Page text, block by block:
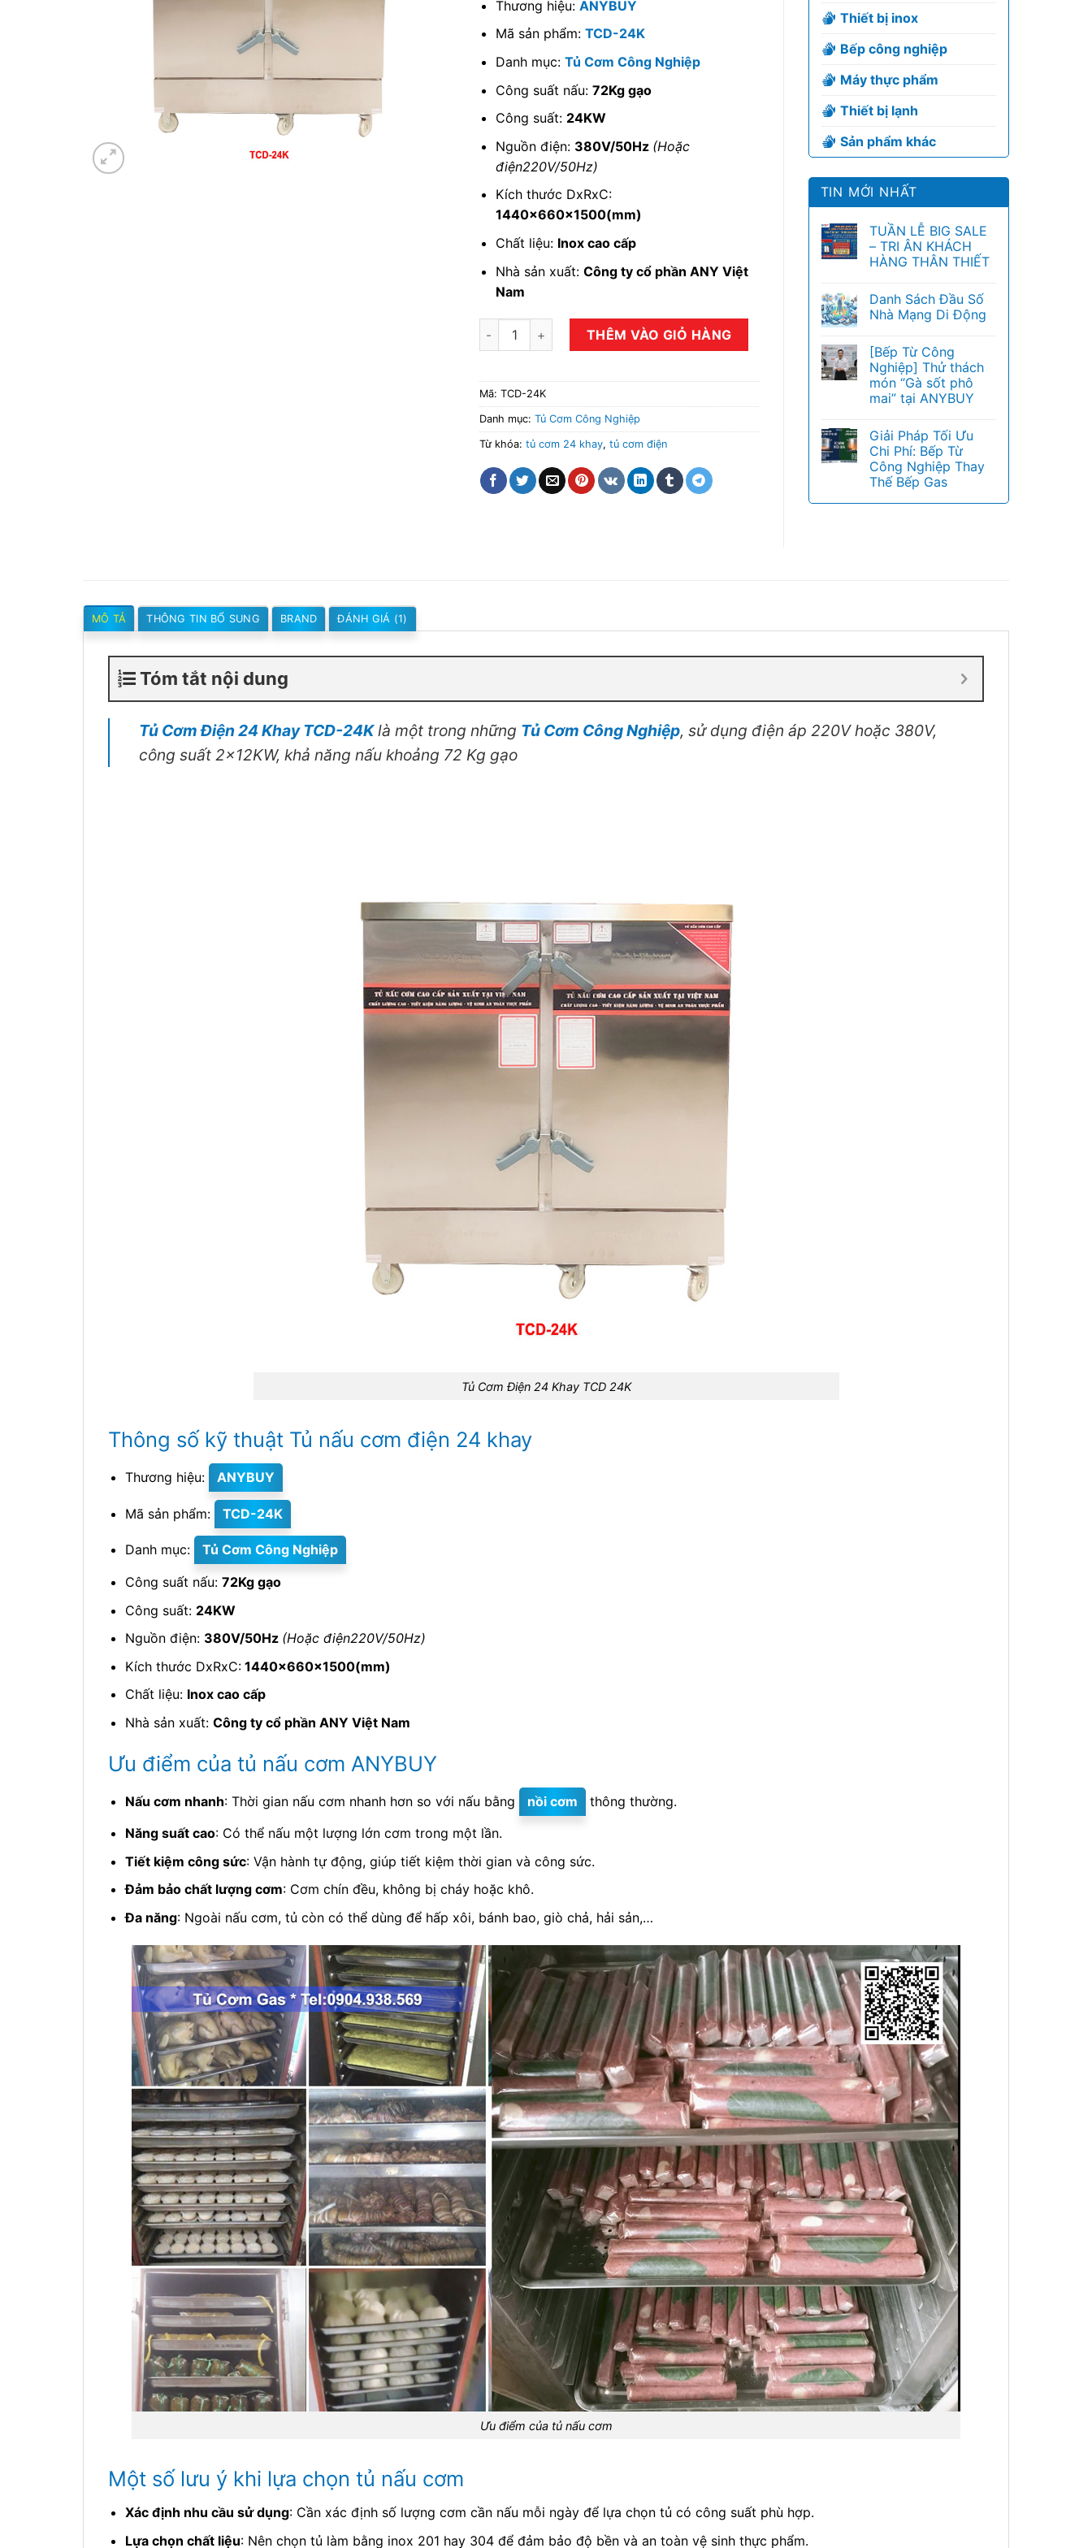
Thương hiệu:ANYBUY
Mã sản phẩm:TCD-24K
Danh mục:Tủ Cơm Công Nghiệp
Công suất nấu:72Kg gạo
Công suất: 24KW
Nguồn điện: 380V/50Hz (Hoặc
điện220V/50Hz)
Kích thước DxRxC:
1440x660x1500(mm)
Chất liệu: Inox cao cấp
Nhà sản xuất:Công ty cổ phần ANY Việt
Nam
Tủ Cơm Điện 24 Khay TCD-24K số lượng
THÊM VÀO GIỎ HÀNG
Mã: TCD-24K
Danh mục: Tủ Cơm Công Nghiệp
Từ khóa: tủ cơm 24 khay, tủ cơm điện
Thiết bị inox
Bếp công nghiệp
Máy thực phẩm
Thiết bị lạnh
Sản phẩm khác
TIN MỚI NHẤT
TUẦN LỄ BIG SALE
– TRI ÂN KHÁCH
HÀNG THÂN THIẾT
Danh Sách Đầu Số
Nhà Mạng Di Động
[Bếp Từ Công
Nghiệp] Thử thách
món “Gà sốt phô
mai” tại ANYBUY
Giải Pháp Tối Ưu
Chi Phí: Bếp Từ
Công Nghiệp Thay
Thế Bếp Gas
MÔ TẢ THÔNG TIN BỔ SUNG BRAND ĐÁNH GIÁ (1)
Tóm tắt nội dung
Tủ Cơm Điện 24 Khay TCD-24Klà một trong những Tủ Cơm Công Nghiệp, sử dụng điện áp 220V hoặc 380V,
công suất 2x12KW, khả năng nấu khoảng 72 Kg gạo
Tủ Cơm Điện 24 Khay TCD 24K
Thông số kỹ thuật Tủ nấu cơm điện 24 khay
Thương hiệu: ANYBUY
Mã sản phẩm: TCD-24K
Danh mục:
Tủ Cơm Công Nghiệp
Công suất nấu: 72Kg gạo
Công suất: 24KW
Nguồn điện: 380V/50Hz (Hoặc điện220V/50Hz)
Kích thước DxRxC:1440x660x1500(mm)
Chất liệu: Inox cao cấp
Nhà sản xuất: Công ty cổ phần ANY Việt Nam
Ưu điểm của tủ nấu cơm ANYBUY
Nấu cơm nhanh: Thời gian nấu cơm nhanh hơn so với nấu bằng nồi cơm
thông thường.
Năng suất cao: Có thể nấu một lượng lớn cơm trong một lần.
Tiết kiệm công sức: Vận hành tự động, giúp tiết kiệm thời gian và công sức.
Đảm bảo chất lượng cơm: Cơm chín đều, không bị cháy hoặc khô.
Đa năng: Ngoài nấu cơm, tủ còn có thể dùng để hấp xôi, bánh bao, giò chả, hải sản,…
Ưu điểm của tủ nấu cơm
Một số lưu ý khi lựa chọn tủ nấu cơm
Xác định nhu cầu sử dụng: Cần xác định số lượng cơm cần nấu mỗi ngày để lựa chọn tủ có công suất phù hợp.
Lựa chọn chất liệu: Nên chọn tủ làm bằng inox 201 hay 304 để đảm bảo độ bền và an toàn vệ sinh thực phẩm.